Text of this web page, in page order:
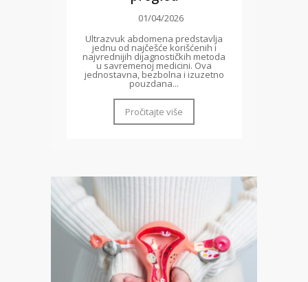
01/04/2026
Ultrazvuk abdomena predstavlja
jednu od najčešće korišćenih i
najvrednijih dijagnostičkih metoda
u savremenoj medicini. Ova
jednostavna, bezbolna i izuzetno
pouzdana...
Pročitajte više